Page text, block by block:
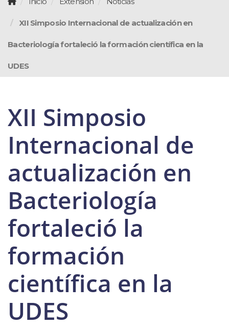
XII Simposio Internacional de actualización en
Bacteriología fortaleció la formación científica en la
UDES
XII Simposio
Internacional de
actualización en
Bacteriología
fortaleció la
formación
científica en la
UDES